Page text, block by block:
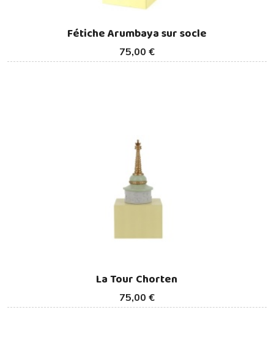
75,00 €
Fétiche Arumbaya sur socle
75,00 €
La Tour Chorten